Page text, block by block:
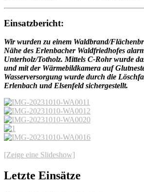
Einsatzbericht:
Wir wurden zu einem Waldbrand/
Nähe des Erlenbacher Waldfriedhofes
Unterholz/Totholz. Mittels C-Rohr wurde
und mit der Wärmebildkamera auf
Wasserversorgung wurde durch die
Erlenbach und Elsenfeld sichergestellt.
[Zeige eine Slideshow]
Letzte Einsätze